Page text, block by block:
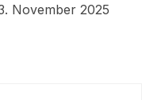
November 2025